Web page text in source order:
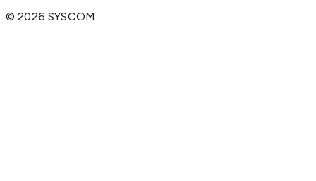
©2026 SYSCOM